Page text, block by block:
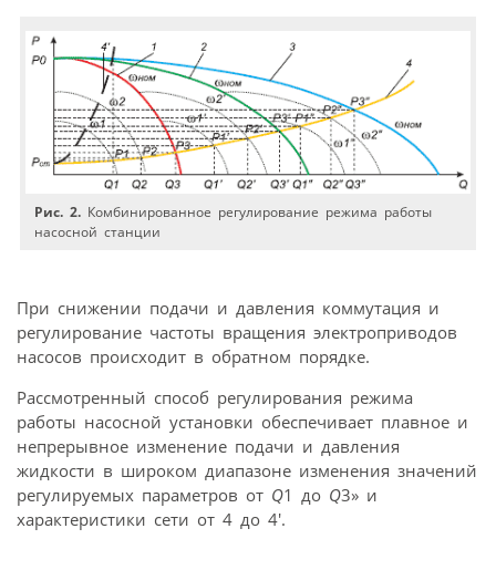
Рис. 2. Комбинированное регулирование режима работы
насосной станции
При снижении подачи и давления коммутация и
регулирование частоты вращения электроприводов
насосов происходит в обратном порядке.
Рассмотренный способ регулирования режима
работы насосной установки обеспечивает плавное и
непрерывное изменение подачи и давления
жидкости в широком диапазоне изменения значений
регулируемых параметров от Q1 до Q3» и
характеристики сети от 4 до 4′.